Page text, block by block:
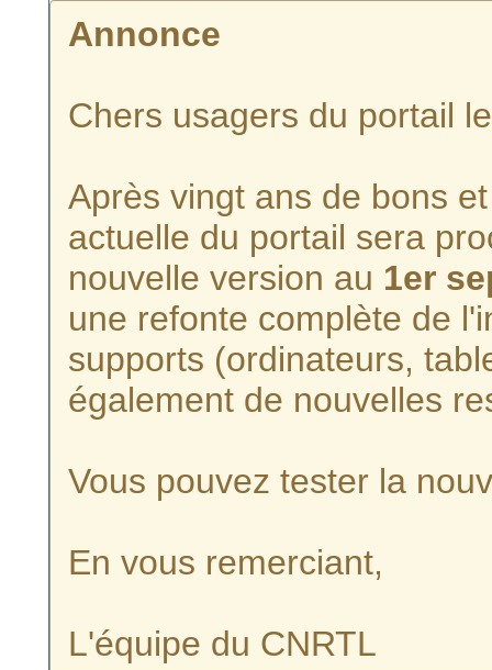
Annonce
Chers usagers du portail
Après vingt ans de bons
actuelle du portail sera
nouvelle version au 1er
une refonte complète de
supports (ordinateurs,
également de nouvelles
Vous pouvez tester la
En vous remerciant,
L'équipe du CNRTL